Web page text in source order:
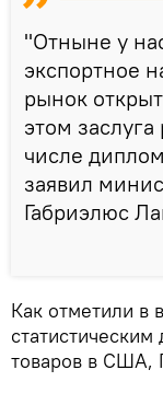
"Отныне у
экспортное
рынок
этом
числе
заявил
Габриэлюс
Как отметили в
товаров в США,